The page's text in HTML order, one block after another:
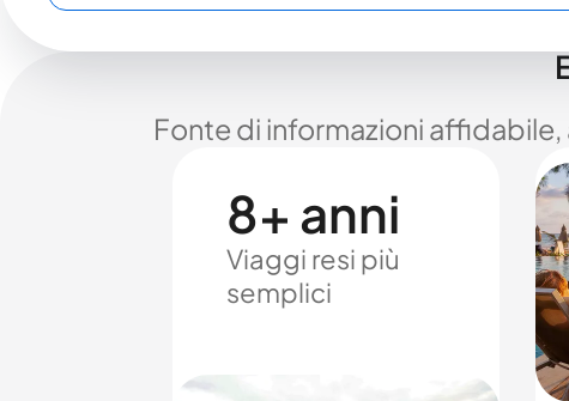
Fonte di informazioni
8+ anni
Viaggi resi più
semplici